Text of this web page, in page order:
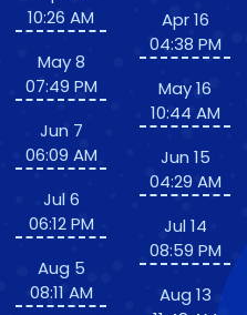
10:26 AM
May 8
07:49 PM
Jun 7
06:09 AM
Jul 6
06:12 PM
Aug 5
08:11 AM
Apr 16
04:38 PM
May 16
10:44 AM
Jun 15
04:29 AM
Jul 14
08:59 PM
Aug 13